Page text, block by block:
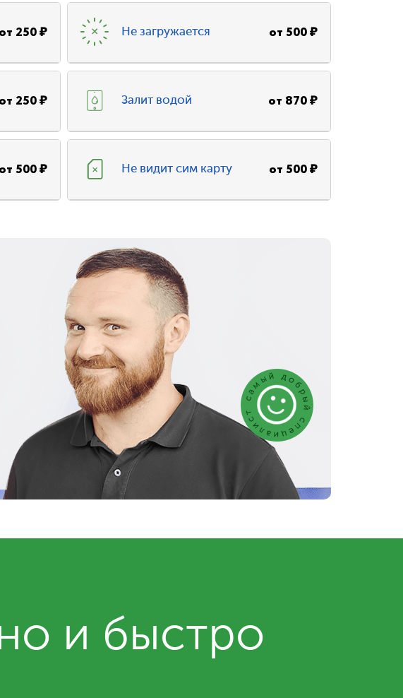
от 250₽ Не загружается от500₽
от 250₽ Залит водой от 870₽
от500₽ Не видит сим карту от500₽
и быстро